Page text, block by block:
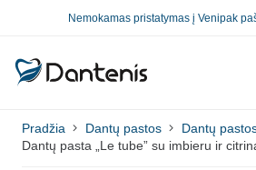
Nemokamas pristatymas į Venipak
Pradžia Dantų pastos
Dantų
Dantų pasta „Le tube” su imbieru ir